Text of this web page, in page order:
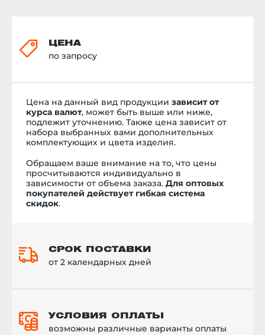
ЦЕНА
по запросу
Цена на данный вид продукции зависит от
курса валют, может быть выше или ниже,
подлежит уточнению. Также цена зависит от
набора выбранных вами дополнительных
комплектующих и цвета изделия.
Обращаем ваше внимание на то, что цены
просчитываются индивидуально в
зависимости от объема заказа. Для оптовых
покупателей действует гибкая система
скидок.
СРОК ПОСТАВКИ
от 2 календарных дней
УСЛОВИЯ ОПЛАТЫ
возможны различные варианты оплаты